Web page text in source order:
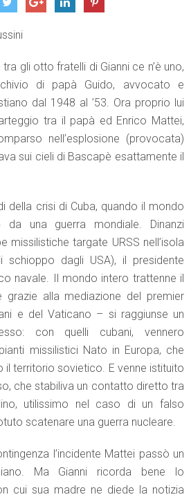
gli otto fratelli di Gianni ce n’è uno,
di papà Guido, avvocato e
dal 1948 al ’53. Ora proprio lui
tra il papà ed Enrico Mattei,
nell’esplosione (provocata)
sui cieli di Bascapè esattamente il
della crisi di Cuba, quando il mondo
una guerra mondiale. Dinanzi
missilistiche targate URSS nell’isola
dagli USA), il presidente
navale. Il mondo intero trattenne il
alla mediazione del premier
e del Vaticano – si raggiunse un
con quelli cubani, vennero
missilistici Nato in Europa, che
il territorio sovietico. E venne istituito
che stabiliva un contatto diretto tra
utilissimo nel caso di un falso
scatenare una guerra nucleare.
l’incidente Mattei passò un
Ma Gianni ricorda bene lo
cui sua madre ne diede la notizia